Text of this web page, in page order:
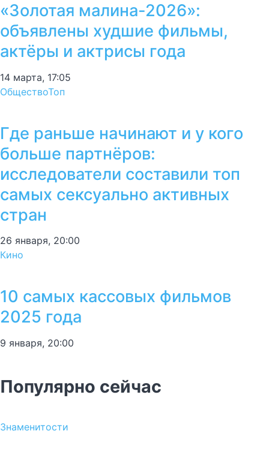
«Золотая малина-2026»:
объявлены худшие фильмы,
актёры и актрисы года
14 марта, 17:05
ОбществоТоп
Где раньше начинают и у кого
больше партнёров:
исследователи составили топ
самых сексуально активных
стран
26 января, 20:00
Кино
10 самых кассовых фильмов
2025 года
9 января, 20:00
Популярно сейчас
Знаменитости